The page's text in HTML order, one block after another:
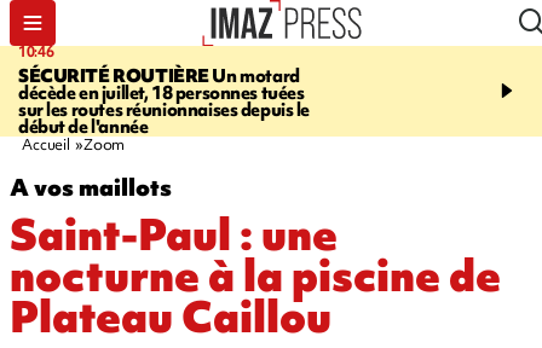
10:46
SÉCURITÉ ROUTIÈREUn motard
décède en juillet, 18 personnes tuées
sur les routes réunionnaises depuis le
début de l'année
13:49
mineurs - un courrier
Accueil Zoom
A vos maillots
Saint-Paul : une
nocturne à la piscine de
Plateau Caillou